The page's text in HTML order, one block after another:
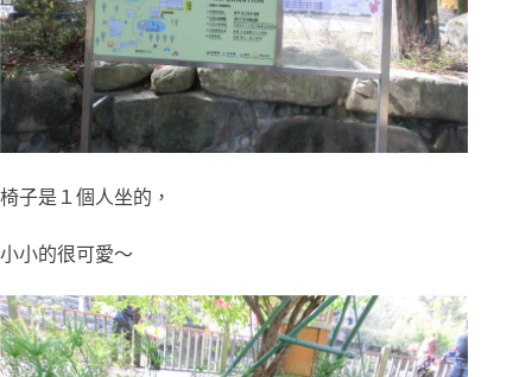
椅子是１個人坐的，
小小的很可愛～